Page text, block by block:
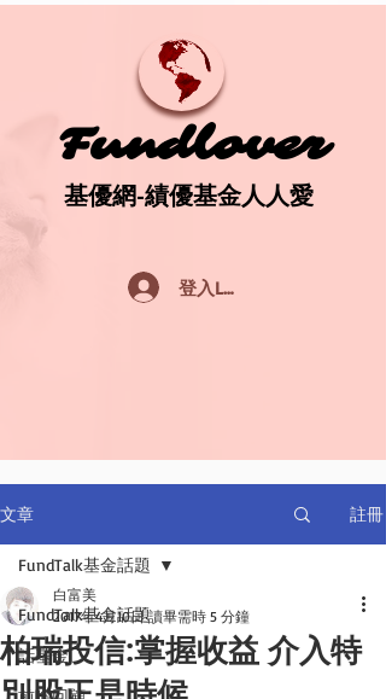
Fundlover
Fundlover
基優網-績優基金人人愛
基優網-績優基金人人愛
登入Log In
文章 註冊
FundTalk基金話題
話基金
FundTalk基金話題
柏瑞投信:掌握收益 介入特
白富美
2017年4月10日 讀畢需時 5 分鐘